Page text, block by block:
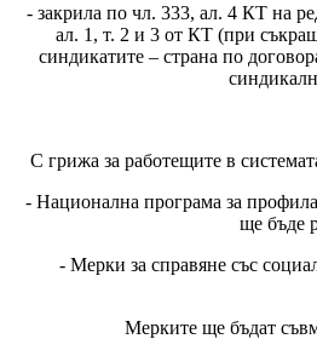
- закрила по чл. 333, ал. 4 КТ на
ал. 1, т. 2 и 3 от КТ (при
синдикатите – страна по
С грижа за работещите в
- Национална програма за
ще бъде
- Мерки за справяне със
Мерките ще бъдат